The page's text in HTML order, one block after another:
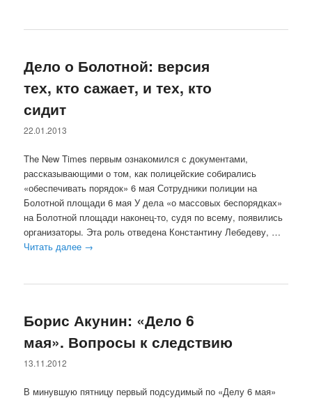
Дело о Болотной: версия
тех, кто сажает, и тех, кто
сидит
22.01.2013
The New Times первым ознакомился с документами,
рассказывающими о том, как полицейские собирались
«обеспечивать порядок» 6 мая Сотрудники полиции на
Болотной площади 6 мая У дела «о массовых беспорядках»
на Болотной площади наконец-то, судя по всему, появились
организаторы. Эта роль отведена Константину Лебедеву, …
Читать далее →
Борис Акунин: «Дело 6
мая». Вопросы к следствию
13.11.2012
В минувшую пятницу первый подсудимый по «Делу 6 мая»